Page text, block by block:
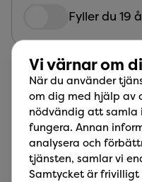
Fyller du 19
Undersökning
Inkluderar
munslemhinna
regel
tillkommer
Vi värnar om
När du använder
om dig med hjälp av
nödvändig att samla
fungera. Annan
analysera och
tjänsten, samlar vi
Samtycket är frivilligt